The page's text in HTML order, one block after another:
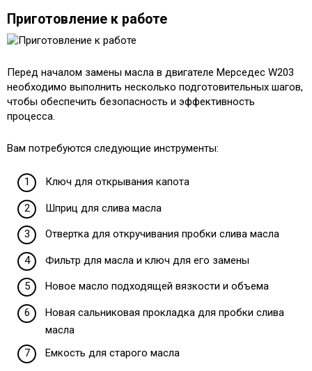
Приготовление к работе
Перед началом замены масла в двигателе Мерседес W203
необходимо выполнить несколько подготовительных шагов,
чтобы обеспечить безопасность и эффективность
процесса.
Вам потребуются следующие инструменты:
Ключ для открывания капота
Шприц для слива масла
Отвертка для откручивания пробки слива масла
Фильтр для масла и ключ для его замены
Новое масло подходящей вязкости и объема
Новая сальниковая прокладка для пробки слива
масла
Емкость для старого масла